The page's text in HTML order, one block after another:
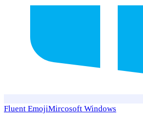
Fluent EmojiMircosoft Windows